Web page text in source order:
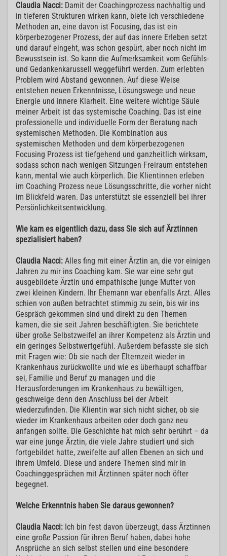
Claudia Nacci: Damit der Coachingprozess nachhaltig und
in tieferen Strukturen wirken kann, biete ich verschiedene
Methoden an, eine davon ist Focusing, das ist ein
körperbezogener Prozess, der auf das innere Erleben setzt
und darauf eingeht, was schon gespürt, aber noch nicht im
Bewusstsein ist. So kann die Aufmerksamkeit vom Gefühls-
und Gedankenkarussell weggeführt werden. Zum erlebten
Problem wird Abstand gewonnen. Auf diese Weise
entstehen neuen Erkenntnisse, Lösungswege und neue
Energie und innere Klarheit. Eine weitere wichtige Säule
meiner Arbeit ist das systemische Coaching. Das ist eine
professionelle und individuelle Form der Beratung nach
systemischen Methoden. Die Kombination aus
systemischen Methoden und dem körperbezogenen
Focusing Prozess ist tiefgehend und ganzheitlich wirksam,
sodass schon nach wenigen Sitzungen Freiraum entstehen
kann, mental wie auch körperlich. Die Klientinnen erleben
im Coaching Prozess neue Lösungsschritte, die vorher nicht
im Blickfeld waren. Das unterstützt sie essenziell bei ihrer
Persönlichkeitsentwicklung.
Wie kam es eigentlich dazu, dass Sie sich auf Ärztinnen
spezialisiert haben?
Claudia Nacci: Alles fing mit einer Ärztin an, die vor einigen
Jahren zu mir ins Coaching kam. Sie war eine sehr gut
ausgebildete Ärztin und empathische junge Mutter von
zwei kleinen Kindern. Ihr Ehemann war ebenfalls Arzt. Alles
schien von außen betrachtet stimmig zu sein, bis wir ins
Gespräch gekommen sind und direkt zu den Themen
kamen, die sie seit Jahren beschäftigten. Sie berichtete
über große Selbstzweifel an ihrer Kompetenz als Ärztin und
ein geringes Selbstwertgefühl. Außerdem befasste sie sich
mit Fragen wie: Ob sie nach der Elternzeit wieder in
Krankenhaus zurückwollte und wie es überhaupt schaffbar
sei, Familie und Beruf zu managen und die
Herausforderungen im Krankenhaus zu bewältigen,
geschweige denn den Anschluss bei der Arbeit
wiederzufinden. Die Klientin war sich nicht sicher, ob sie
wieder im Krankenhaus arbeiten oder doch ganz neu
anfangen sollte. Die Geschichte hat mich sehr berührt – da
war eine junge Ärztin, die viele Jahre studiert und sich
fortgebildet hatte, zweifelte auf allen Ebenen an sich und
ihrem Umfeld. Diese und andere Themen sind mir in
Coachinggesprächen mit Ärztinnen später noch öfter
begegnet.
Welche Erkenntnis haben Sie daraus gewonnen?
Claudia Nacci: Ich bin fest davon überzeugt, dass Ärztinnen
eine große Passion für ihren Beruf haben, dabei hohe
Ansprüche an sich selbst stellen und eine besondere